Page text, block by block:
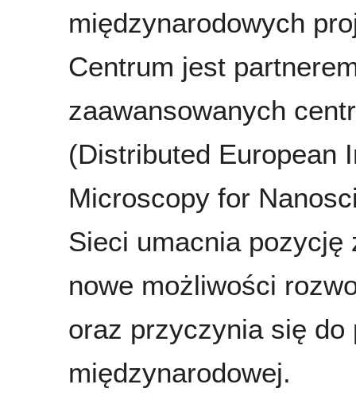
międzynarodowych
Centrum jest
zaawansowanych
(Distributed European
Microscopy for
Sieci umacnia pozycję
nowe możliwości
oraz przyczynia się
międzynarodowej.